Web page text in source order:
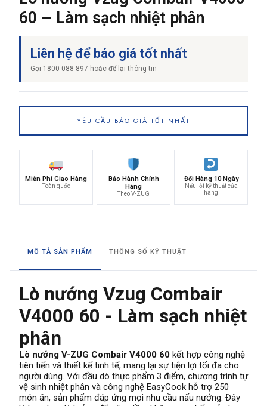
60 – Làm sạch nhiệt phân
Liên hệ để báo giá tốt nhất
Gọi 1800 088 897 hoặc để lại thông tin
YÊU CẦU BÁO GIÁ TỐT NHẤT
Miễn Phí Giao Hàng
Toàn quốc
Bảo Hành Chính
Hãng
Theo V-ZUG
Đổi Hàng 10 Ngày
Nếu lỗi kỹ thuật của
hãng
MÔ TẢ SẢN PHẨM THÔNG SỐ KỸ THUẬT
Lò nướng Vzug Combair
V4000 60 - Làm sạch nhiệt
phân
Lò nướng V-ZUG Combair V4000 60 kết hợp công nghệ
tiên tiến và thiết kế tinh tế, mang lại sự tiện lợi tối đa cho
người dùng. Với đầu dò thực phẩm 3 điểm, chương trình tự
vệ sinh nhiệt phân và công nghệ EasyCook hỗ trợ 250
món ăn, sản phẩm đáp ứng mọi nhu cầu nấu nướng. Đây